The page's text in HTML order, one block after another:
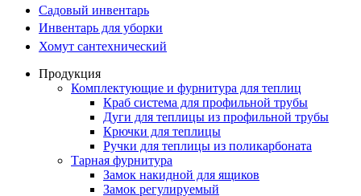
Садовый инвентарь
Инвентарь для уборки
Хомут сантехнический
Продукция
Комплектующие и фурнитура для теплиц
Краб система для профильной трубы
Дуги для теплицы из профильной трубы
Крючки для теплицы
Ручки для теплицы из поликарбоната
Тарная фурнитура
Замок накидной для ящиков
Замок регулируемый